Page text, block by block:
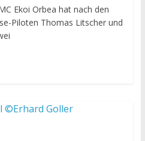
Ekoi Orbea hat nach den
Piloten Thomas Litscher und